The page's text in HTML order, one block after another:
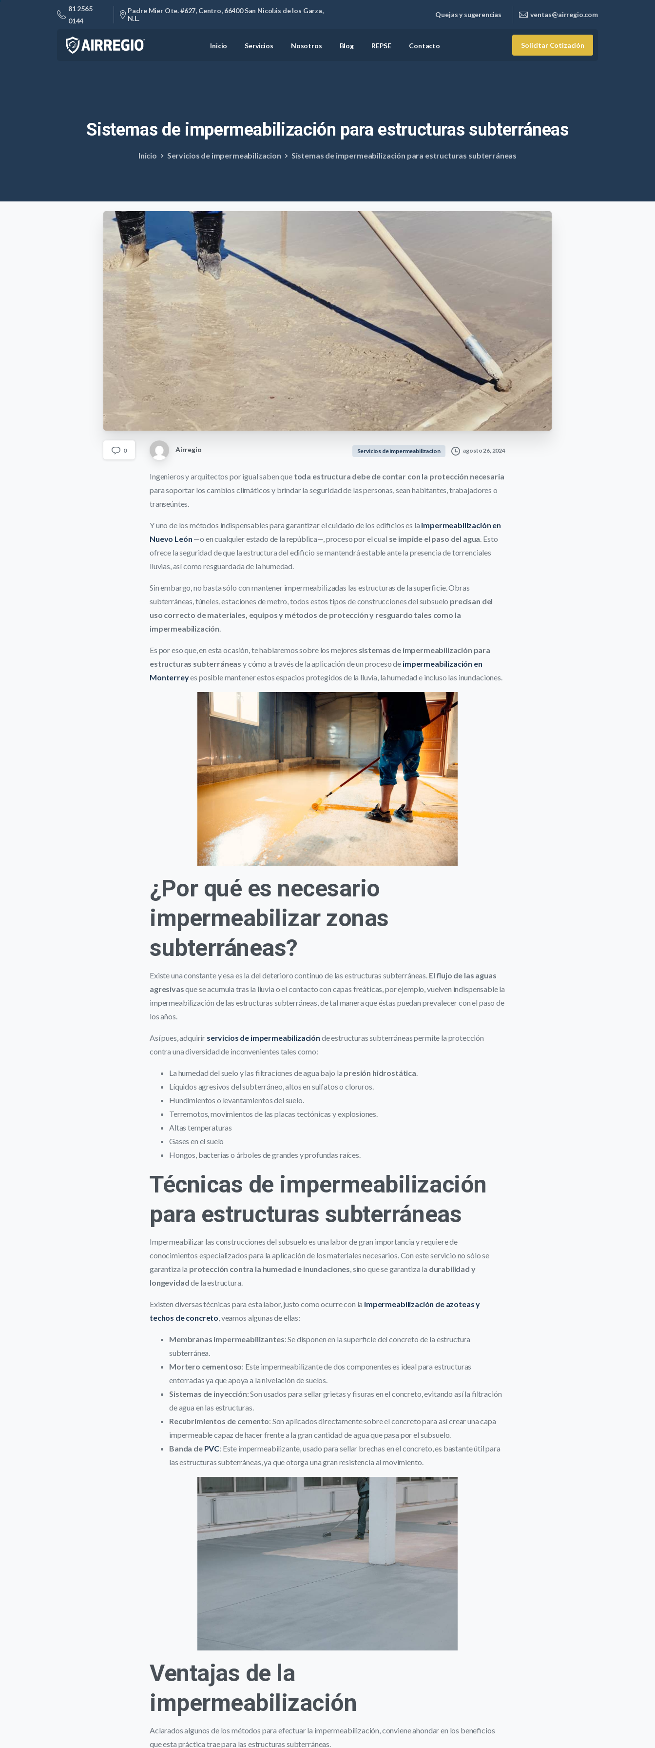
81 2565
0144
Padre Mier Ote. #627, Centro, 66400 San Nicolás de los Garza,
N.L.
Quejas y sugerencias ventas@airregio.com
Inicio Servicios Nosotros Blog REPSE Contacto Solicitar Cotización
Sistemas de impermeabilización para estructuras subterráneas
Inicio Servicios de impermeabilizacion Sistemas de impermeabilización para estructuras subterráneas
0 Airregio Servicios de impermeabilizacion agosto 26, 2024
Ingenieros y arquitectos por igual saben que toda estructura debe de contar con la protección necesaria
para soportar los cambios climáticos y brindar la seguridad de las personas, sean habitantes, trabajadores o
transeúntes.
Y uno de los métodos indispensables para garantizar el cuidado de los edificios es la impermeabilización en
Nuevo León —o en cualquier estado de la república—, proceso por el cual se impide el paso del agua . Esto
ofrece la seguridad de que la estructura del edificio se mantendrá estable ante la presencia de torrenciales
lluvias, así como resguardada de la humedad.
Sin embargo, no basta sólo con mantener impermeabilizadas las estructuras de la superficie. Obras
subterráneas, túneles, estaciones de metro, todos estos tipos de construcciones del subsuelo precisan del
uso correcto de materiales, equipos y métodos de protección y resguardo tales como la
impermeabilización
Es por eso que, en esta ocasión, te hablaremos sobre los mejores sistemas de impermeabilización para
estructuras subterráneas y cómo a través de la aplicación de un proceso de impermeabilización en
Monterreyes posible mantener estos espacios protegidos de la lluvia, la humedad e incluso las inundaciones.
¿Por qué es necesario
impermeabilizar zonas
subterráneas?
Existe una constante y esa es la del deterioro continuo de las estructuras subterráneas. El flujo de las aguas
agresivasque se acumula tras la lluvia o el contacto con capas freáticas, por ejemplo, vuelven indispensable la
impermeabilización de las estructuras subterráneas, de tal manera que éstas puedan prevalecer con el paso de
los años.
Así pues, adquirir servicios de impermeabilización de estructuras subterráneas permite la protección
contra una diversidad de inconvenientes tales como:
La humedad del suelo y las filtraciones de agua bajo la presión hidrostática
Líquidos agresivos del subterráneo, altos en sulfatos o cloruros.
Hundimientos o levantamientos del suelo.
Terremotos, movimientos de las placas tectónicas y explosiones.
Altas temperaturas
Gases en el suelo
Hongos, bacterias o árboles de grandes y profundas raíces.
Técnicas de impermeabilización
para estructuras subterráneas
Impermeabilizar las construcciones del subsuelo es una labor de gran importancia y requiere de
conocimientos especializados para la aplicación de los materiales necesarios. Con este servicio no sólo se
garantiza la protección contra la humedad e inundaciones , sino que se garantiza la durabilidad y
longevidadde la estructura.
Existen diversas técnicas para esta labor, justo como ocurre con la impermeabilización de azoteas y
techos de concreto , veamos algunas de ellas:
Membranas impermeabilizantes: Se disponen en la superficie del concreto de la estructura
subterránea.
Mortero cementoso: Este impermeabilizante de dos componentes es ideal para estructuras
enterradas ya que apoya a la nivelación de suelos.
Sistemas de inyección: Son usados para sellar grietas y fisuras en el concreto, evitando así la filtración
de agua en las estructuras.
Recubrimientos de cemento: Son aplicados directamente sobre el concreto para así crear una capa
impermeable capaz de hacer frente a la gran cantidad de agua que pasa por el subsuelo.
Banda de PVC: Este impermeabilizante, usado para sellar brechas en el concreto, es bastante útil para
las estructuras subterráneas, ya que otorga una gran resistencia al movimiento.
Ventajas de la
impermeabilización
Aclarados algunos de los métodos para efectuar la impermeabilización, conviene ahondar en los beneficios
que esta práctica trae para las estructuras subterráneas.